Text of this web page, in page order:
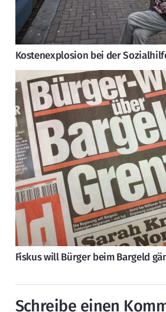
Kostenexplosion bei der
Fiskus will Bürger beim Bargeld
Schreibe einen